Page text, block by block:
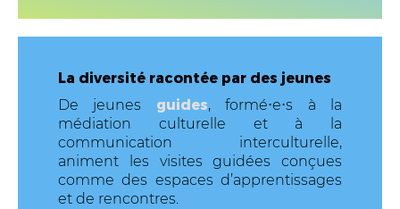
La diversité racontée par des jeunes
De jeunes guides, formé⋅e⋅s à la
médiation culturelle et à la
communication interculturelle,
animent les visites guidées conçues
comme des espaces d’apprentissages
et de rencontres.